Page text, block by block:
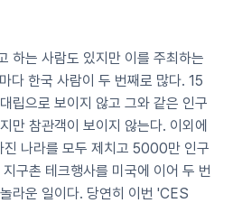
하는 사람도 있지만 이를 주최하는
다 한국 사람이 두 번째로 많다. 15
립으로 보이지 않고 그와 같은 인구
만 참관객이 보이지 않는다. 이외에
나라를 모두 제치고 5000만 인구
구촌 테크행사를 미국에 이어 두 번
라운 일이다. 당연히 이번 'CES